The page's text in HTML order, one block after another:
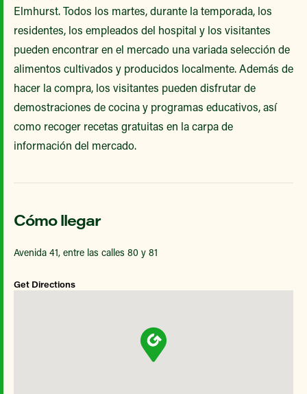
Elmhurst. Todos los martes, durante la temporada, los
residentes, los empleados del hospital y los visitantes
pueden encontrar en el mercado una variada selección de
alimentos cultivados y producidos localmente. Además de
hacer la compra, los visitantes pueden disfrutar de
demostraciones de cocina y programas educativos, así
como recoger recetas gratuitas en la carpa de
información del mercado.
Cómo llegar
Avenida 41, entre las calles 80 y 81
Get Directions